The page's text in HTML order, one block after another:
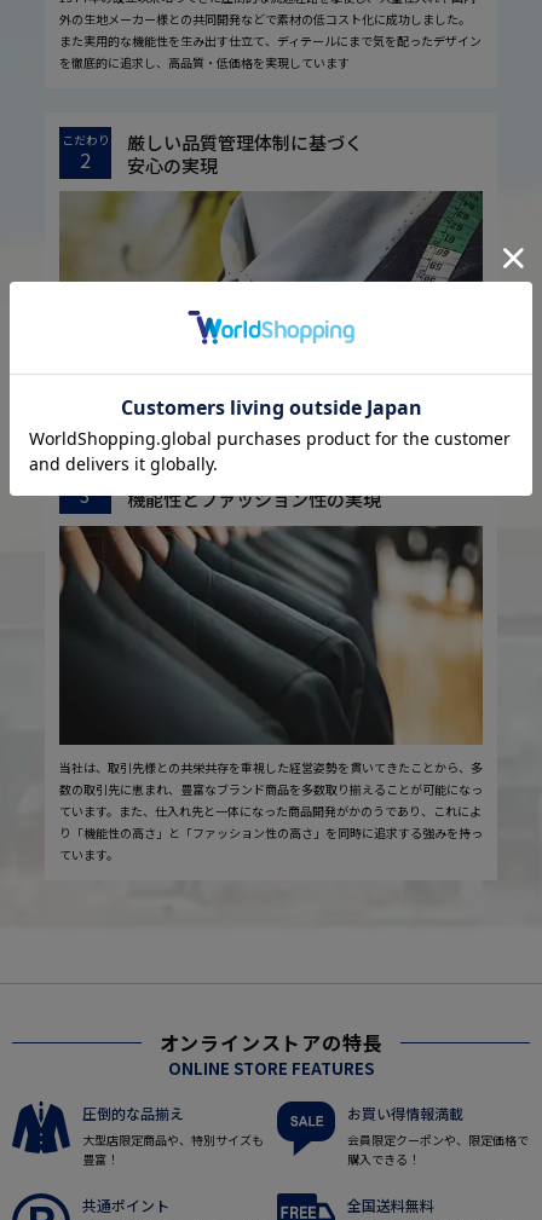
外の生地メーカー様との共同開発などで素材の低コスト化に成功しました。
また実用的な機能性を生み出す仕立て、ディテールにまで気を配ったデザイン
を徹底的に追求し、高品質・低価格を実現しています
こだわり
2
厳しい品質管理体制に基づく
安心の実現
お客様に安心してお買い物していただくために、厳しい品質検査基準を設定し
こだわり
3
取引先様との共栄共存に基づく
機能性とファッション性の実現
当社は、取引先様との共栄共存を重視した経営姿勢を貫いてきたことから、多
数の取引先に恵まれ、豊富なブランド商品を多数取り揃えることが可能になっ
ています。また、仕入れ先と一体になった商品開発がかのうであり、これによ
り「機能性の高さ」と「ファッション性の高さ」を同時に追求する強みを持っ
ています。
オンラインストアの特長
ONLINE STORE FEATURES
圧倒的な品揃え
大型店限定商品や、特別サイズも
豊富！
お買い得情報満載
会員限定クーポンや、限定価格で
購入できる！
共通ポイント 全国送料無料